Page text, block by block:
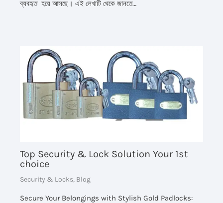
ব্যবহৃত হয়ে আসছে। এই লেখাটি থেকে জানতে…
Top Security & Lock Solution Your 1st
choice
Security & Locks, Blog
Secure Your Belongings with Stylish Gold Padlocks: